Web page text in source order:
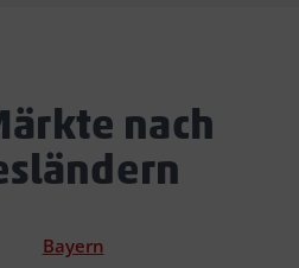
nach
Bayern